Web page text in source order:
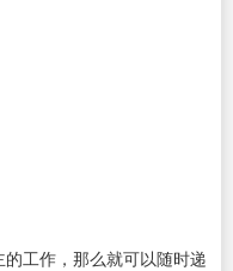
工作，那么就可以随时递